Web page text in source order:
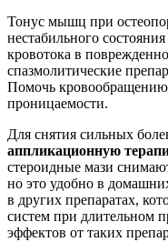
Тонус мышц при
нестабильного
кровотока в
спазмолитические
Помочь
проницаемости.
Для снятия сильных
аппликационную
стероидные мази
но это удобно в
в других препаратах,
систем при длительном
эффектов от таких